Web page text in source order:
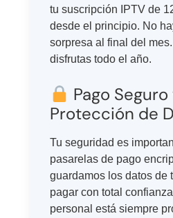
tu suscripción IPTV de
desde el principio. No
sorpresa al final del
disfrutas todo el año.
Pago Seguro
Protección de
Tu seguridad es
pasarelas de pago
guardamos los datos de
pagar con total
personal está siempre